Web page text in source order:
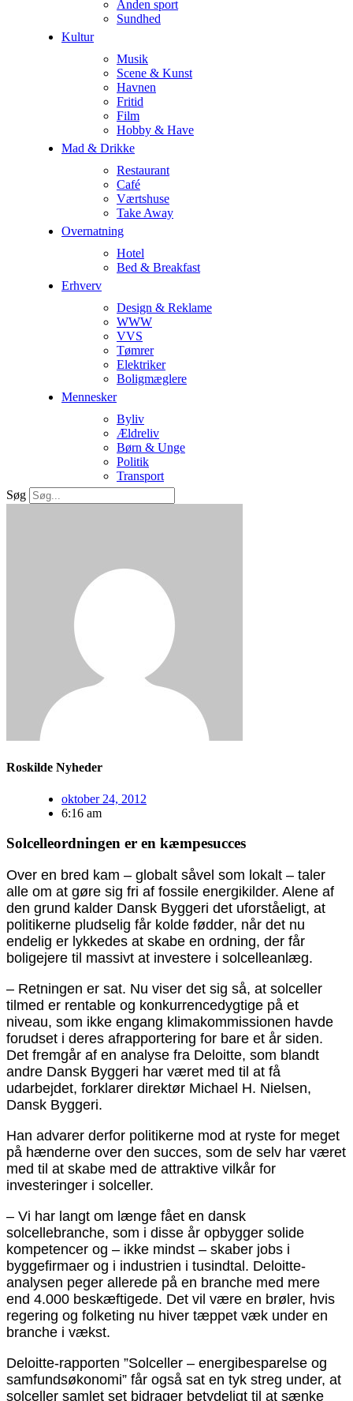
Anden sport
Sundhed
Kultur
Musik
Scene & Kunst
Havnen
Fritid
Film
Hobby & Have
Mad & Drikke
Restaurant
Café
Værtshuse
Take Away
Overnatning
Hotel
Bed & Breakfast
Erhverv
Design & Reklame
WWW
VVS
Tømrer
Elektriker
Boligmæglere
Mennesker
Byliv
Ældreliv
Børn & Unge
Politik
Transport
Søg
Roskilde Nyheder
oktober 24, 2012
6:16 am
Solcelleordningen er en kæmpesucces
Over en bred kam – globalt såvel som lokalt – taler
alle om at gøre sig fri af fossile energikilder. Alene af
den grund kalder Dansk Byggeri det uforståeligt, at
politikerne pludselig får kolde fødder, når det nu
endelig er lykkedes at skabe en ordning, der får
boligejere til massivt at investere i solcelleanlæg.
– Retningen er sat. Nu viser det sig så, at solceller
tilmed er rentable og konkurrencedygtige på et
niveau, som ikke engang klimakommissionen havde
forudset i deres afrapportering for bare et år siden.
Det fremgår af en analyse fra Deloitte, som blandt
andre Dansk Byggeri har været med til at få
udarbejdet, forklarer direktør Michael H. Nielsen,
Dansk Byggeri.
Han advarer derfor politikerne mod at ryste for meget
på hænderne over den succes, som de selv har været
med til at skabe med de attraktive vilkår for
investeringer i solceller.
– Vi har langt om længe fået en dansk
solcellebranche, som i disse år opbygger solide
kompetencer og – ikke mindst – skaber jobs i
byggefirmaer og i industrien i tusindtal. Deloitte-
analysen peger allerede på en branche med mere
end 4.000 beskæftigede. Det vil være en brøler, hvis
regering og folketing nu hiver tæppet væk under en
branche i vækst.
Deloitte-rapporten ”Solceller – energibesparelse og
samfundsøkonomi” får også sat en tyk streg under, at
solceller samlet set bidrager betydeligt til at sænke